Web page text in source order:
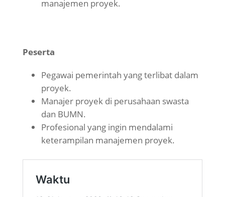
manajemen proyek.
Peserta
Pegawai pemerintah yang terlibat dalam
proyek.
Manajer proyek di perusahaan swasta
dan BUMN.
Profesional yang ingin mendalami
keterampilan manajemen proyek.